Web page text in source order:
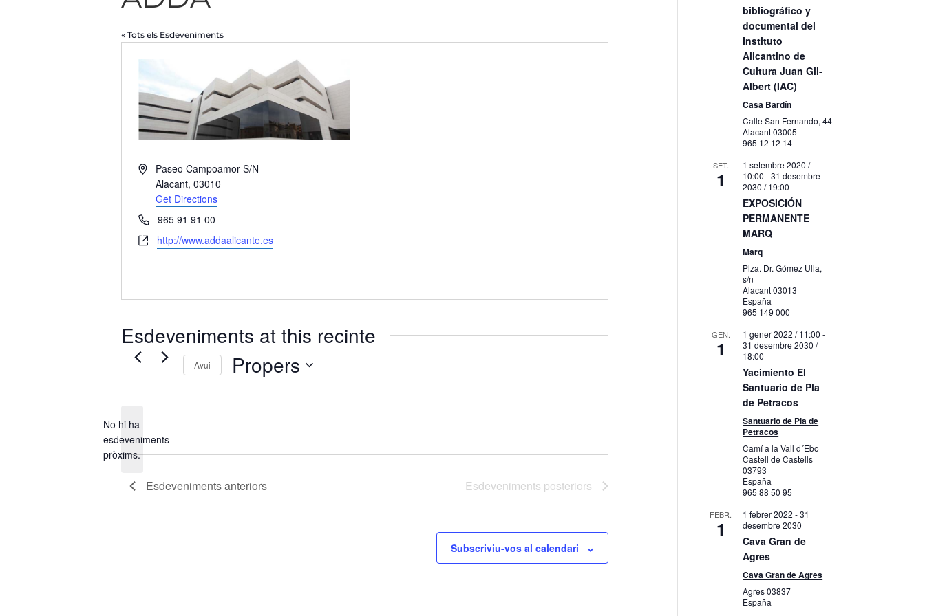
« Tots els Esdeveniments
AddressPaseo Campoamor S/N
Alacant, 03010
Get Directions
Phone965 91 91 00
Websitehttp://www.addaalicante.es
Esdeveniments at this recinte
Avís
No hi ha
esdeveniments
pròxims.
Avui Propers
Esdevenimentsanteriors Esdeveniments posteriors
Subscriviu-vos al calendari
bibliográfico y
documental del
Instituto
Alicantino de
Cultura Juan Gil-
Albert (IAC)
Casa Bardín
Calle San Fernando, 44
Alacant03005
965 12 12 14
SET.
1
1 setembre 2020 /
10:00 -31 desembre
2030 / 19:00
EXPOSICIÓN
PERMANENTE
MARQ
Marq
Plza. Dr. Gómez Ulla,
s/n
Alacant03013
España
965 149 000
GEN.
1
1 gener 2022 / 11:00 -
31 desembre 2030 /
18:00
Yacimiento El
Santuario de Pla
de Petracos
Santuario de Pla de
Petracos
Camí a la Vall d´Ebo
Castell de Castells
03793
España
965 88 50 95
FEBR.
1
1 febrer 2022 -31
desembre 2030
Cava Gran de
Agres
Cava Gran de Agres
Agres03837
España